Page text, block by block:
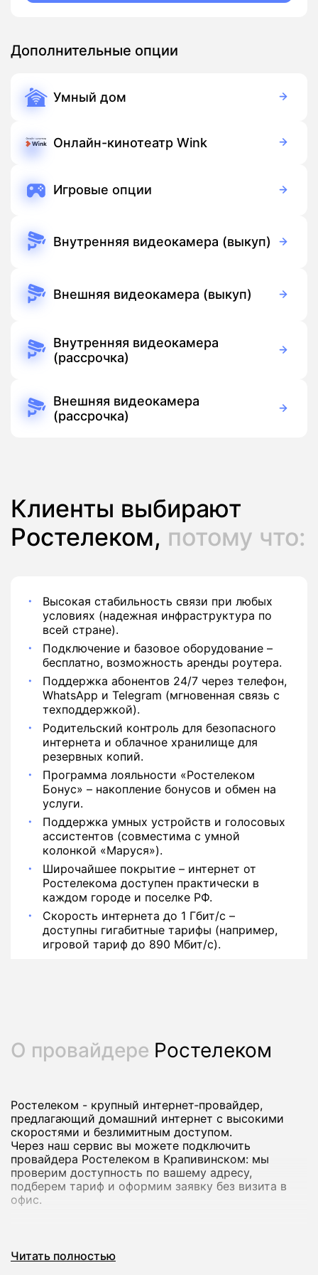
Дополнительные опции
Умный дом
Подписка 900 руб./мес
Онлайн-кинотеатр Wink
Подписка
Игровые опции
Внутренняя видеокамера (выкуп)
Подписка
Внешняя видеокамера (выкуп)
ПодпискаВнутренняя видеокамера
(рассрочка)
ПодпискаВнешняя видеокамера
(рассрочка)
Клиенты выбирают
Ростелеком, потому что:
Высокая стабильность связи при любых
условиях (надежная инфраструктура по
всей стране).
Подключение и базовое оборудование –
бесплатно, возможность аренды роутера.
Поддержка абонентов 24/7 через телефон,
WhatsApp и Telegram (мгновенная связь с
техподдержкой).
Родительский контроль для безопасного
интернета и облачное хранилище для
резервных копий.
Программа лояльности «Ростелеком
Бонус» – накопление бонусов и обмен на
услуги.
Поддержка умных устройств и голосовых
ассистентов (совместима с умной
колонкой «Маруся»).
Широчайшее покрытие – интернет от
Ростелекома доступен практически в
каждом городе и поселке РФ.
Скорость интернета до 1 Гбит/с –
доступны гигабитные тарифы (например,
игровой тариф до 890 Мбит/с).
О провайдере Ростелеком
Ростелеком - крупный интернет‑провайдер,
предлагающий домашний интернет с высокими
скоростями и безлимитным доступом.
Через наш сервис вы можете подключить
провайдера Ростелеком в Крапивинском: мы
проверим доступность по вашему адресу,
подберем тариф и оформим заявку без визита в
офис.
интернет Ростелеком
Читать полностью